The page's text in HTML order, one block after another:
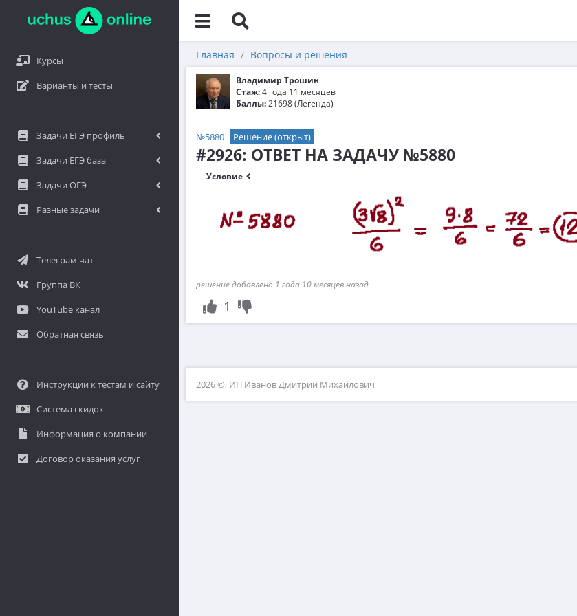
Курсы
Варианты и тесты
Задачи ЕГЭ профиль
Задачи ЕГЭ база
Задачи ОГЭ
Разные задачи
Телеграм чат
Группа ВК
YouTube канал
Обратная связь
Инструкции к тестам и сайту
Система скидок
Информация о компании
Договор оказания услуг
Главная Вопросы и решения
Владимир Трошин
Стаж:4 года 11 месяцев
Баллы:21698 (Легенда)
№5880 Решение (открыт)
#2926: ОТВЕТ НА ЗАДАЧУ №5880
Условие
решение добавлено 1 года 10 месяцев назад
1
2026 ©, ИП Иванов Дмитрий Михайлович